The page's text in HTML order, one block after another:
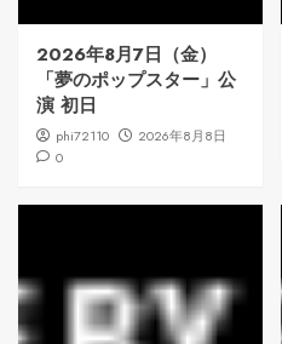
2026年8月7日（金）
「夢のポップスター」公
演 初日
phi72110
2026年8月8日
0